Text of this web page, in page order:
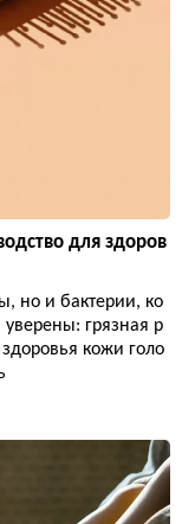
для здоров
но и бактерии, ко
уверены: грязная р
кожи голо